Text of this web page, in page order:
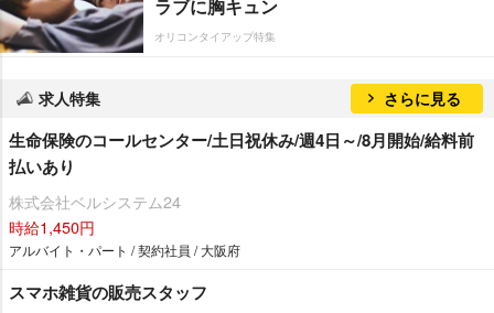
ラブに胸キュン
オリコンタイアップ特集
求人特集 さらに見る
生命保険のコールセンター/土日祝休み/週4日～/8月開始/給料前
払いあり
株式会社ベルシステム24
時給1,450円
アルバイト・パート / 契約社員 / 大阪府
スマホ雑貨の販売スタッフ